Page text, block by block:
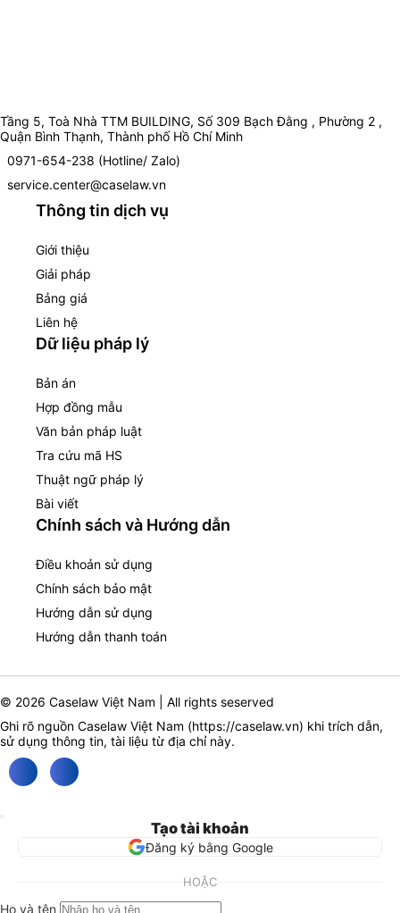
Tầng 5, Toà Nhà TTM BUILDING, Số 309 Bạch Đằng , Phường 2 ,
Quận Bình Thạnh, Thành phố Hồ Chí Minh
0971-654-238 (Hotline/ Zalo)
service.center@caselaw.vn
Thông tin dịch vụ
Giới thiệu
Giải pháp
Bảng giá
Liên hệ
Dữ liệu pháp lý
Bản án
Hợp đồng mẫu
Văn bản pháp luật
Tra cứu mã HS
Thuật ngữ pháp lý
Bài viết
Chính sách và Hướng dẫn
Điều khoản sử dụng
Chính sách bảo mật
Hướng dẫn sử dụng
Hướng dẫn thanh toán
© 2026 Caselaw Việt Nam | All rights seserved
Ghi rõ nguồn Caselaw Việt Nam (https://caselaw.vn) khi trích dẫn,
sử dụng thông tin, tài liệu từ địa chỉ này.
Tạo tài khoản
Đăng ký bằng Google
HOẶC
Họ và tên